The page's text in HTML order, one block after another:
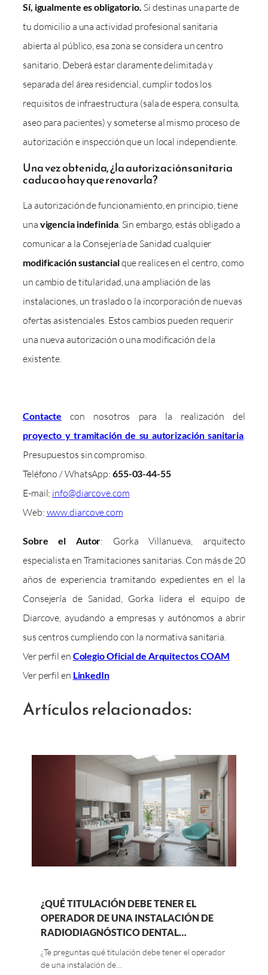
Sí, igualmente es obligatorio. Si destinas una parte de
tu domicilio a una actividad profesional sanitaria
abierta al público, esa zona se considera un centro
sanitario. Deberá estar claramente delimitada y
separada del área residencial, cumplir todos los
requisitos de infraestructura (sala de espera, consulta,
aseo para pacientes) y someterse al mismo proceso de
autorización e inspección que un local independiente.
Una vez obtenida, ¿la autorización sanitaria
caduca o hay que renovarla?
La autorización de funcionamiento, en principio, tiene
una vigencia indefinida. Sin embargo, estás obligado a
comunicar a la Consejería de Sanidad cualquier
modificación sustancialque realices en el centro, como
un cambio de titularidad, una ampliación de las
instalaciones, un traslado o la incorporación de nuevas
ofertas asistenciales. Estos cambios pueden requerir
una nueva autorización o una modificación de la
existente.
Contacte con nosotros para la realización del
proyecto y tramitación de su autorización sanitaria.
Presupuestos sin compromiso.
Teléfono / WhatsApp: 655-03-44-55
E-mail: info@diarcove.com
Web: www.diarcove.com
Sobre el Autor: Gorka Villanueva, arquitecto
especialista en Tramitaciones sanitarias. Con más de 20
años de experiencia tramitando expedientes en el la
Consejería de Sanidad, Gorka lidera el equipo de
Diarcove, ayudando a empresas y autónomos a abrir
sus centros cumpliendo con la normativa sanitaria.
Ver perfil en Colegio Oficial de Arquitectos COAM
Ver perfil en LinkedIn
Artículos relacionados:
¿QUÉ TITULACIÓN DEBE TENER EL
OPERADOR DE UNA INSTALACIÓN DE
RADIODIAGNÓSTICO DENTAL…
¿Te preguntas qué titulación debe tener el operador
de una instalación de…